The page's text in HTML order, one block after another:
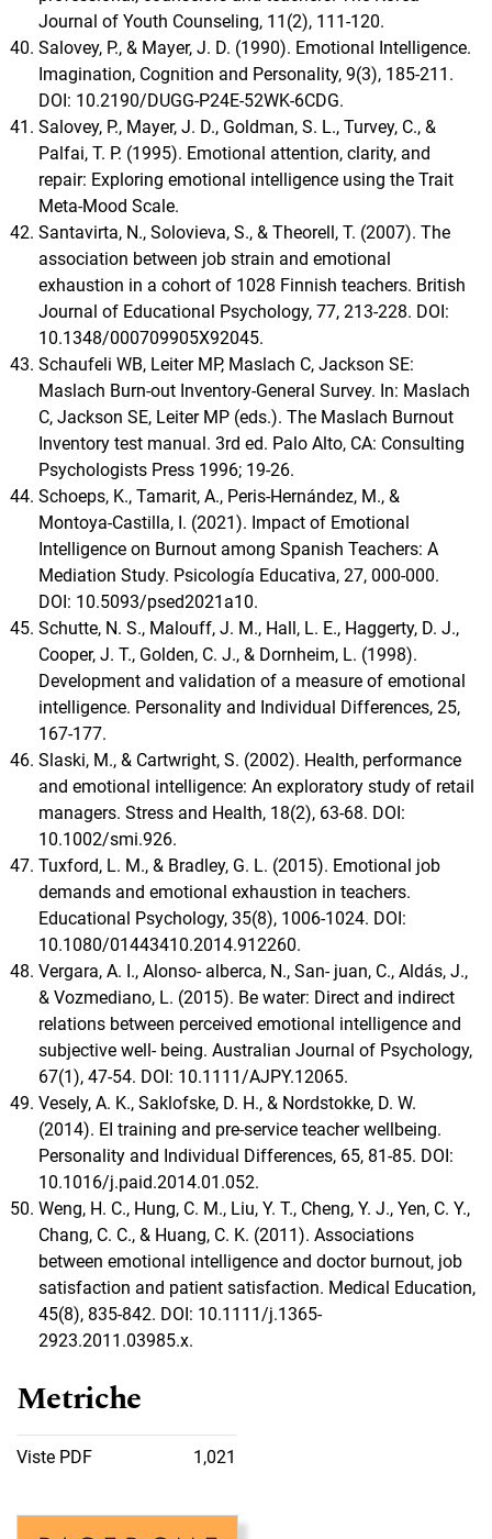
Journal of Youth Counseling, 11(2), 111-120.
Salovey, P., & Mayer, J. D. (1990). Emotional Intelligence.
Imagination, Cognition and Personality, 9(3), 185-211.
DOI: 10.2190/DUGG-P24E-52WK-6CDG.
Salovey, P., Mayer, J. D., Goldman, S. L., Turvey, C., &
Palfai, T. P. (1995). Emotional attention, clarity, and
repair: Exploring emotional intelligence using the Trait
Meta-Mood Scale.
Santavirta, N., Solovieva, S., & Theorell, T. (2007). The
association between job strain and emotional
exhaustion in a cohort of 1028 Finnish teachers. British
Journal of Educational Psychology, 77, 213-228. DOI:
10.1348/000709905X92045.
Schaufeli WB, Leiter MP, Maslach C, Jackson SE:
Maslach Burn-out Inventory-General Survey. In: Maslach
C, Jackson SE, Leiter MP (eds.). The Maslach Burnout
Inventory test manual. 3rd ed. Palo Alto, CA: Consulting
Psychologists Press 1996; 19-26.
Schoeps, K., Tamarit, A., Peris-Hernández, M., &
Montoya-Castilla, I. (2021). Impact of Emotional
Intelligence on Burnout among Spanish Teachers: A
Mediation Study. Psicología Educativa, 27, 000-000.
DOI: 10.5093/psed2021a10.
Schutte, N. S., Malouff, J. M., Hall, L. E., Haggerty, D. J.,
Cooper, J. T., Golden, C. J., & Dornheim, L. (1998).
Development and validation of a measure of emotional
intelligence. Personality and Individual Differences, 25,
167-177.
Slaski, M., & Cartwright, S. (2002). Health, performance
and emotional intelligence: An exploratory study of retail
managers. Stress and Health, 18(2), 63-68. DOI:
10.1002/smi.926.
Tuxford, L. M., & Bradley, G. L. (2015). Emotional job
demands and emotional exhaustion in teachers.
Educational Psychology, 35(8), 1006-1024. DOI:
10.1080/01443410.2014.912260.
Vergara, A. I., Alonso- alberca, N., San- juan, C., Aldás, J.,
& Vozmediano, L. (2015). Be water: Direct and indirect
relations between perceived emotional intelligence and
subjective well- being. Australian Journal of Psychology,
67(1), 47-54. DOI: 10.1111/AJPY.12065.
Vesely, A. K., Saklofske, D. H., & Nordstokke, D. W.
(2014). EI training and pre-service teacher wellbeing.
Personality and Individual Differences, 65, 81-85. DOI:
10.1016/j.paid.2014.01.052.
Weng, H. C., Hung, C. M., Liu, Y. T., Cheng, Y. J., Yen, C. Y.,
Chang, C. C., & Huang, C. K. (2011). Associations
between emotional intelligence and doctor burnout, job
satisfaction and patient satisfaction. Medical Education,
45(8), 835-842. DOI: 10.1111/j.1365-
2923.2011.03985.x.
Metriche
Viste PDF 1,021
Immagine di copertina